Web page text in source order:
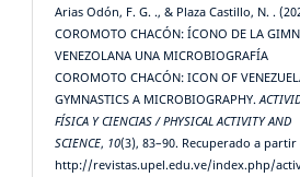
Arias Odón, F. G. ., & Plaza Castillo, N. .
COROMOTO CHACÓN: ÍCONO DE LA
VENEZOLANA UNA MICROBIOGRAFÍA
COROMOTO CHACÓN: ICON OF
GYMNASTICS A MICROBIOGRAPHY.
FÍSICA Y CIENCIAS / PHYSICAL ACTIVITY AND
SCIENCE, 10(3), 83–90. Recuperado a partir
http://revistas.upel.edu.ve/index.php/